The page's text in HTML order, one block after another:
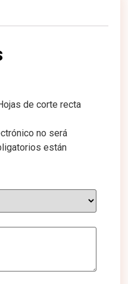
de corte recta
no será
están